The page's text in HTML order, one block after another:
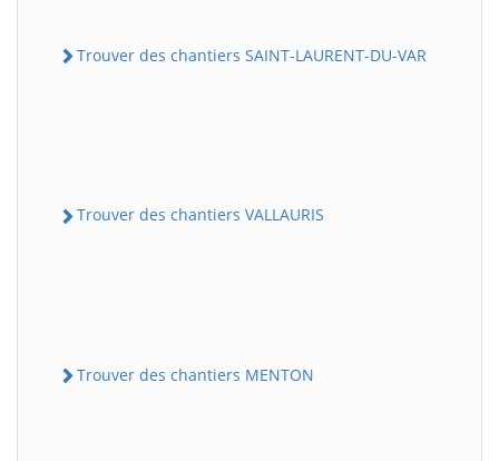
Trouver des chantiers SAINT-LAURENT-DU-VAR
Trouver des chantiers VALLAURIS
Trouver des chantiers MENTON